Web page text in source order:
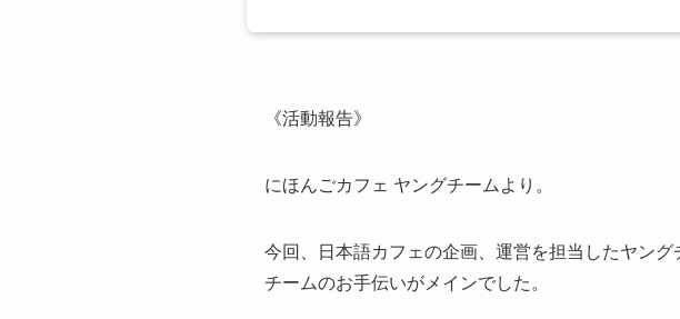
《活動報告》
にほんごカフェ ヤングチームより。
今回、日本語カフェの企画、運営を担当したヤン
チームのお手伝いがメインでした。